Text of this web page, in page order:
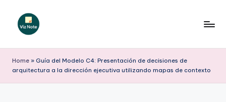
Saltar
iz
N
Home » Guía del Modelo C4: Presentación de decisiones de
arquitectura a la dirección ejecutiva utilizando mapas de contexto